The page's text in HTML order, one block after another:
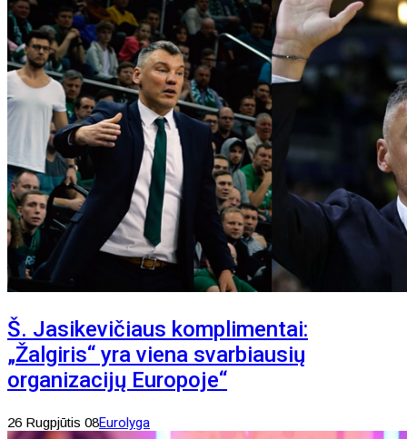
Š. Jasikevičiaus komplimentai:
„Žalgiris“ yra viena svarbiausių
organizacijų Europoje“
26 Rugpjūtis 08Eurolyga